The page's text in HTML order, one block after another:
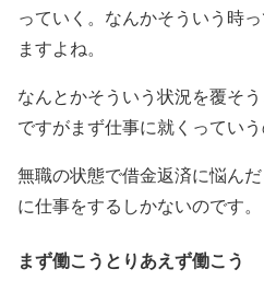
っていく。なんかそういう時
ますよね。
なんとかそういう状況を覆そ
ですがまず仕事に就くっていう
無職の状態で借金返済に悩ん
に仕事をするしかないのです。
まず働こうとりあえず働こう